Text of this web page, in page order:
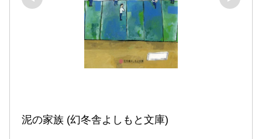
泥の家族 (幻冬舎よしもと文庫)